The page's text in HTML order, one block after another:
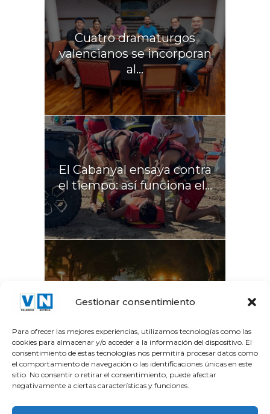
Gestionar consentimiento
Para ofrecer las mejores experiencias, utilizamos tecnologías como las
cookies para almacenar y/o acceder a la información del dispositivo. El
consentimiento de estas tecnologías nos permitirá procesar datos como
el comportamiento de navegación o las identificaciones únicas en este
sitio. No consentir o retirar el consentimiento, puede afectar
negativamente a ciertas características y funciones.
Cuatro dramaturgos
valencianos se incorporan
al...
El Cabanyal ensaya contra
el tiempo: así funciona el...
del Túria recupera el...